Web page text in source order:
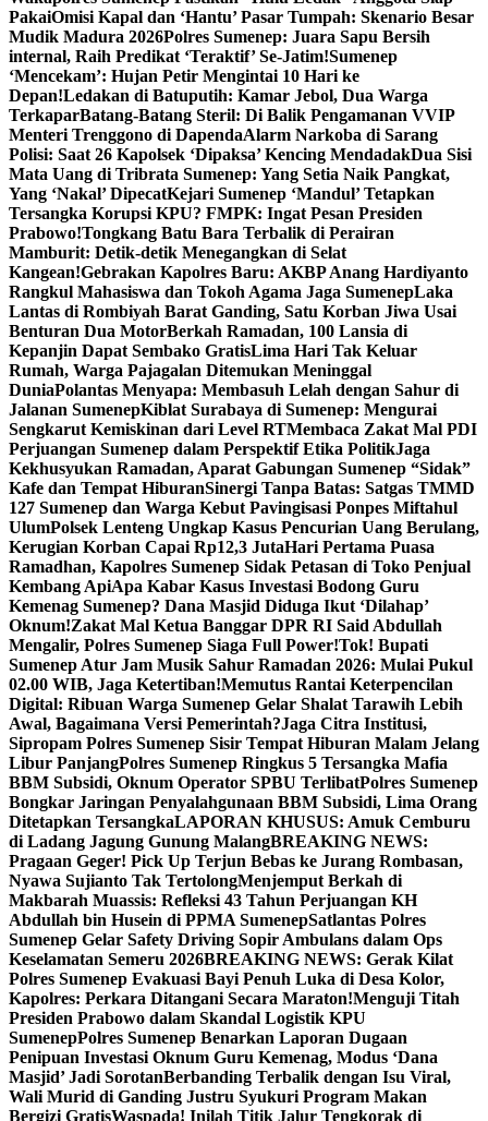
PakaiOmisi Kapal dan ‘Hantu’ Pasar Tumpah: Skenario Besar
Mudik Madura 2026Polres Sumenep: Juara Sapu Bersih
internal, Raih Predikat ‘Teraktif’ Se-Jatim!Sumenep
‘Mencekam’: Hujan Petir Mengintai 10 Hari ke
Depan!Ledakan di Batuputih: Kamar Jebol, Dua Warga
TerkaparBatang-Batang Steril: Di Balik Pengamanan VVIP
Menteri Trenggono di DapendaAlarm Narkoba di Sarang
Polisi: Saat 26 Kapolsek ‘Dipaksa’ Kencing MendadakDua Sisi
Mata Uang di Tribrata Sumenep: Yang Setia Naik Pangkat,
Yang ‘Nakal’ DipecatKejari Sumenep ‘Mandul’ Tetapkan
Tersangka Korupsi KPU? FMPK: Ingat Pesan Presiden
Prabowo!Tongkang Batu Bara Terbalik di Perairan
Mamburit: Detik-detik Menegangkan di Selat
Kangean!Gebrakan Kapolres Baru: AKBP Anang Hardiyanto
Rangkul Mahasiswa dan Tokoh Agama Jaga SumenepLaka
Lantas di Rombiyah Barat Ganding, Satu Korban Jiwa Usai
Benturan Dua MotorBerkah Ramadan, 100 Lansia di
Kepanjin Dapat Sembako GratisLima Hari Tak Keluar
Rumah, Warga Pajagalan Ditemukan Meninggal
DuniaPolantas Menyapa: Membasuh Lelah dengan Sahur di
Jalanan SumenepKiblat Surabaya di Sumenep: Mengurai
Sengkarut Kemiskinan dari Level RTMembaca Zakat Mal PDI
Perjuangan Sumenep dalam Perspektif Etika PolitikJaga
Kekhusyukan Ramadan, Aparat Gabungan Sumenep “Sidak”
Kafe dan Tempat HiburanSinergi Tanpa Batas: Satgas TMMD
127 Sumenep dan Warga Kebut Pavingisasi Ponpes Miftahul
UlumPolsek Lenteng Ungkap Kasus Pencurian Uang Berulang,
Kerugian Korban Capai Rp12,3 JutaHari Pertama Puasa
Ramadhan, Kapolres Sumenep Sidak Petasan di Toko Penjual
Kembang ApiApa Kabar Kasus Investasi Bodong Guru
Kemenag Sumenep? Dana Masjid Diduga Ikut ‘Dilahap’
Oknum!Zakat Mal Ketua Banggar DPR RI Said Abdullah
Mengalir, Polres Sumenep Siaga Full Power!Tok! Bupati
Sumenep Atur Jam Musik Sahur Ramadan 2026: Mulai Pukul
02.00 WIB, Jaga Ketertiban!Memutus Rantai Keterpencilan
Digital: Ribuan Warga Sumenep Gelar Shalat Tarawih Lebih
Awal, Bagaimana Versi Pemerintah?Jaga Citra Institusi,
Sipropam Polres Sumenep Sisir Tempat Hiburan Malam Jelang
Libur PanjangPolres Sumenep Ringkus 5 Tersangka Mafia
BBM Subsidi, Oknum Operator SPBU TerlibatPolres Sumenep
Bongkar Jaringan Penyalahgunaan BBM Subsidi, Lima Orang
Ditetapkan TersangkaLAPORAN KHUSUS: Amuk Cemburu
di Ladang Jagung Gunung MalangBREAKING NEWS:
Pragaan Geger! Pick Up Terjun Bebas ke Jurang Rombasan,
Nyawa Sujianto Tak TertolongMenjemput Berkah di
Makbarah Muassis: Refleksi 43 Tahun Perjuangan KH
Abdullah bin Husein di PPMA SumenepSatlantas Polres
Sumenep Gelar Safety Driving Sopir Ambulans dalam Ops
Keselamatan Semeru 2026BREAKING NEWS: Gerak Kilat
Polres Sumenep Evakuasi Bayi Penuh Luka di Desa Kolor,
Kapolres: Perkara Ditangani Secara Maraton!Menguji Titah
Presiden Prabowo dalam Skandal Logistik KPU
SumenepPolres Sumenep Benarkan Laporan Dugaan
Penipuan Investasi Oknum Guru Kemenag, Modus ‘Dana
Masjid’ Jadi SorotanBerbanding Terbalik dengan Isu Viral,
Wali Murid di Ganding Justru Syukuri Program Makan
Bergizi GratisWaspada! Inilah Titik Jalur Tengkorak di